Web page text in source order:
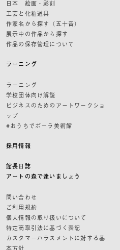
日本 絵画・彫刻
工芸と化粧道具
作家名から探す（五十音）
展示中の作品から探す
作品の保存管理について
ラーニング
ラーニング
学校団体向け解説
ビジネスのためのアートワークショ
ップ
#おうちでポーラ美術館
採用情報
館長日誌
アートの森で逢いましょう
問い合わせ
ご利用規約
個人情報の取り扱いについて
特定商取引法に基づく表記
カスタマーハラスメントに対する基
本方針